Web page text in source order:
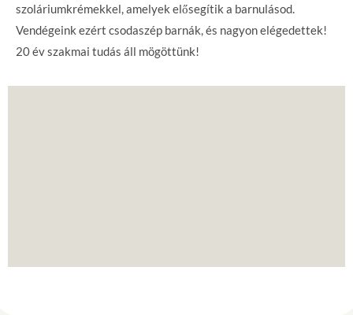
szoláriumkrémekkel, amelyek elősegítik a barnulásod.
Vendégeink ezért csodaszép barnák, és nagyon elégedettek!
20 év szakmai tudás áll mögöttünk!